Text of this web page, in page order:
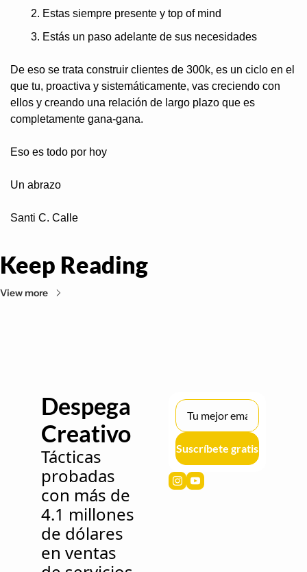
Estas siempre presente y top of mind
Estás un paso adelante de sus necesidades
De eso se trata construir clientes de 300k, es un ciclo en el
que tu, proactiva y sistemáticamente, vas creciendo con
ellos y creando una relación de largo plazo que es
completamente gana-gana.
Eso es todo por hoy
Un abrazo
Santi C. Calle
Keep Reading
View more
Despega
Creativo
Tácticas
probadas
con más de
4.1 millones
de dólares
en ventas
Suscríbete gratis